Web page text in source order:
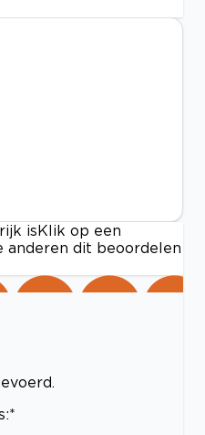
is Klik op een
anderen dit beoordelen